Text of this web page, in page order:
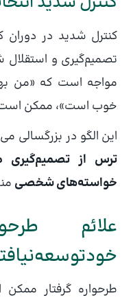
کنترل شدید در دوران
تصمیم‌گیری و استقلال
مواجه است که «من
خوب است»، ممکن است
این الگو در بزرگسالی
ترس از
خواسته‌های شخصی
علائم
طرحواره گرفتار